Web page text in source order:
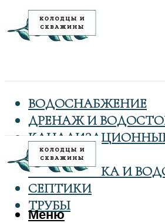
ВОДОСНАБЖЕНИЕ
ДРЕНАЖ И
КОЛОДЦЫ
САНТЕХНИКА И
СЕПТИКИ
ТРУБЫ
Меню